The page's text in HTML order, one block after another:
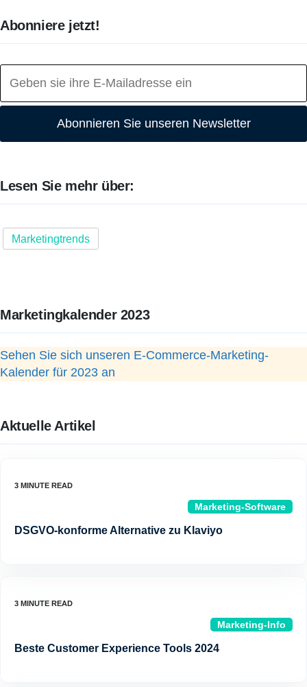
Abonniere jetzt!
Abonnieren Sie unseren Newsletter
Lesen Sie mehr über:
Marketingtrends
Marketingkalender 2023
Sehen Sie sich unseren E-Commerce-Marketing-
Kalender für 2023 an
Aktuelle Artikel
Marketing-Software
DSGVO-konforme Alternative zu Klaviyo
Marketing-Info
Beste Customer Experience Tools 2024